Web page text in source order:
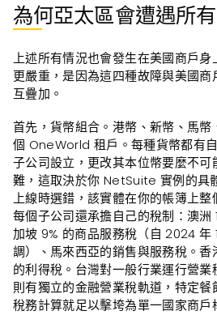
為何亞太區會遭遇所
上述所有情況也會發生在美國商戶
更嚴重，是因為這四種故障與美國
互疊加。
首先，貨幣組合。港幣、新幣、馬
個 OneWorld 租戶。每種貨幣都有
子公司設立，更改其本位幣要麼不可
難，這取決於你 NetSuite 實例的
上線時選錯，該實體在你的帳簿上整
每個子公司還承擔自己的稅制：澳洲
加坡 9% 的商品服務稅（自 2024 年
調）、馬來西亞的銷售與服務稅。
的利得稅。台灣對一般行業運行營
則有獨立的金融營業稅軌道，特定
稅務計算就足以擊垮為單一國家商戶